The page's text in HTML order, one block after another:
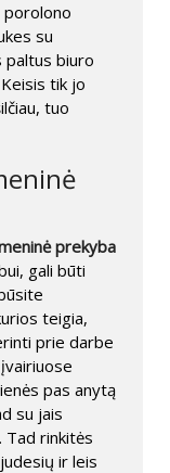
porolono
su
paltus biuro
tik jo
tuo
prekyba
gali būti
teigia,
prie darbe
pas anytą
su jais
Tad rinkitės
ir leis